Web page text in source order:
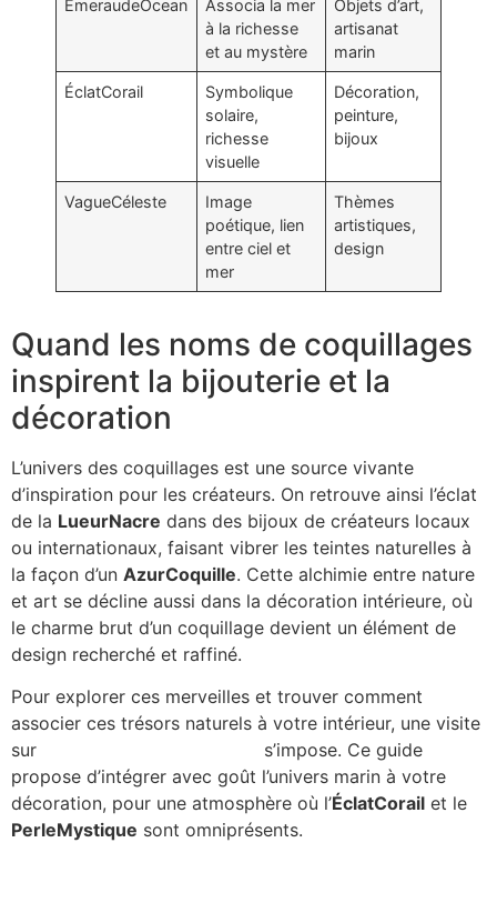
ÉmeraudeOcean
Associa la mer
à la richesse
et au mystère
Objets d’art,
artisanat
marin
ÉclatCorail
Symbolique
solaire,
richesse
visuelle
Décoration,
peinture,
bijoux
VagueCéleste
Image
poétique, lien
entre ciel et
mer
Thèmes
artistiques,
design
Quand les noms de coquillages
inspirent la bijouterie et la
décoration
L’univers des coquillages est une source vivante
d’inspiration pour les créateurs. On retrouve ainsi l’éclat
de la LueurNacre dans des bijoux de créateurs locaux
ou internationaux, faisant vibrer les teintes naturelles à
la façon d’un AzurCoquille. Cette alchimie entre nature
et art se décline aussi dans la décoration intérieure, où
le charme brut d’un coquillage devient un élément de
design recherché et raffiné.
Pour explorer ces merveilles et trouver comment
associer ces trésors naturels à votre intérieur, une visite
sur
s’impose. Ce guide
propose d’intégrer avec goût l’univers marin à votre
décoration, pour une atmosphère où l’ÉclatCorail et le
PerleMystique sont omniprésents.